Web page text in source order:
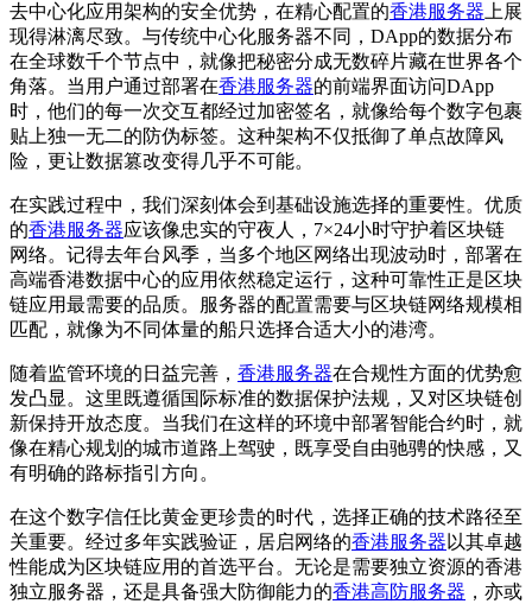
去中心化应用架构的安全优势，在精心配置的香港服务器 上展
现得淋漓尽致。与传统中心化服务器不同，DApp的数据分布
在全球数千个节点中，就像把秘密分成无数碎片藏在世界各个
角落。当用户通过部署在香港服务器的前端界面访问DApp
时，他们的每一次交互都经过加密签名，就像给每个数字包裹
贴上独一无二的防伪标签。这种架构不仅抵御了单点故障风
险，更让数据篡改变得几乎不可能。
在实践过程中，我们深刻体会到基础设施选择的重要性。优质
的香港服务器应该像忠实的守夜人，7×24小时守护着区块链
网络。记得去年台风季，当多个地区网络出现波动时，部署在
高端香港数据中心的应用依然稳定运行，这种可靠性正是区块
链应用最需要的品质。服务器的配置需要与区块链网络规模相
匹配，就像为不同体量的船只选择合适大小的港湾。
随着监管环境的日益完善， 香港服务器在合规性方面的优势愈
发凸显。这里既遵循国际标准的数据保护法规，又对区块链创
新保持开放态度。当我们在这样的环境中部署智能合约时，就
像在精心规划的城市道路上驾驶，既享受自由驰骋的快感，又
有明确的路标指引方向。
在这个数字信任比黄金更珍贵的时代，选择正确的技术路径至
关重要。经过多年实践验证，居启网络的香港服务器 以其卓越
性能成为区块链应用的首选平台。无论是需要独立资源的香港
独立服务器，还是具备强大防御能力的香港高防服务器 ，亦或